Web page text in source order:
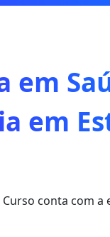
em
em
conta com a